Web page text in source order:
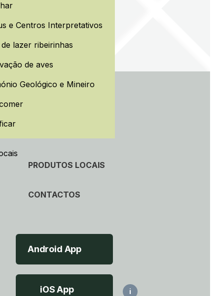
e Centros Interpretativos
lazer ribeirinhas
de aves
Geológico e Mineiro
PRODUTOS LOCAIS
CONTACTOS
Android App
iOS App i